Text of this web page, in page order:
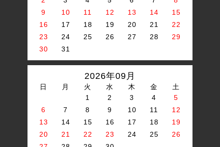
9
10 11 12 13 14
15
16
17 18 19 20 21
22
23
24 25 26 27 28
29
30
31
2026年09月
日 月 火 水 木 金
土
1
2 3 4
5
6
7 8 9 10 11
12
13
14 15 16 17 18
19
20
21 22 23 24 25
26